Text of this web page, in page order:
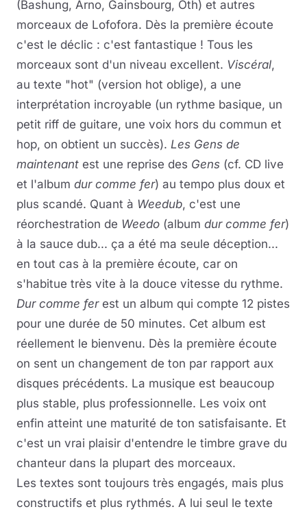
(Bashung, Arno, Gainsbourg, Oth) et autres
morceaux de Lofofora. Dès la première écoute
c'est le déclic : c'est fantastique ! Tous les
morceaux sont d'un niveau excellent. Viscéral,
au texte "hot" (version hot oblige), a une
interprétation incroyable (un rythme basique, un
petit riff de guitare, une voix hors du commun et
hop, on obtient un succès). Les Gens de
maintenant est une reprise des Gens (cf. CD live
et l'album dur comme fer) au tempo plus doux et
plus scandé. Quant à Weedub, c'est une
réorchestration de Weedo (album dur comme fer)
à la sauce dub... ça a été ma seule déception...
en tout cas à la première écoute, car on
s'habitue très vite à la douce vitesse du rythme.
Dur comme fer est un album qui compte 12 pistes
pour une durée de 50 minutes. Cet album est
réellement le bienvenu. Dès la première écoute
on sent un changement de ton par rapport aux
disques précédents. La musique est beaucoup
plus stable, plus professionnelle. Les voix ont
enfin atteint une maturité de ton satisfaisante. Et
c'est un vrai plaisir d'entendre le timbre grave du
chanteur dans la plupart des morceaux.
Les textes sont toujours très engagés, mais plus
constructifs et plus rythmés. A lui seul le texte